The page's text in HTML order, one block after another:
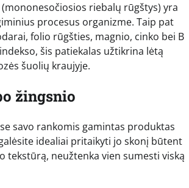
riebalų rūgštys) yra
procesus organizme. Taip pat
folio rūgšties, magnio, cinko bei B
šis patiekalas užtikrina lėtą
šuolių kraujyje.
žingsnio
savo rankomis gamintas produktas
idealiai pritaikyti jo skonį būtent
neužtenka vien sumesti viską